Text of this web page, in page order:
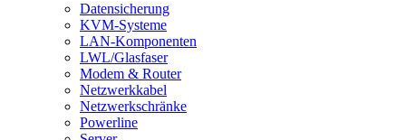
Datensicherung
KVM-Systeme
LAN-Komponenten
LWL/Glasfaser
Modem & Router
Netzwerkkabel
Netzwerkschränke
Powerline